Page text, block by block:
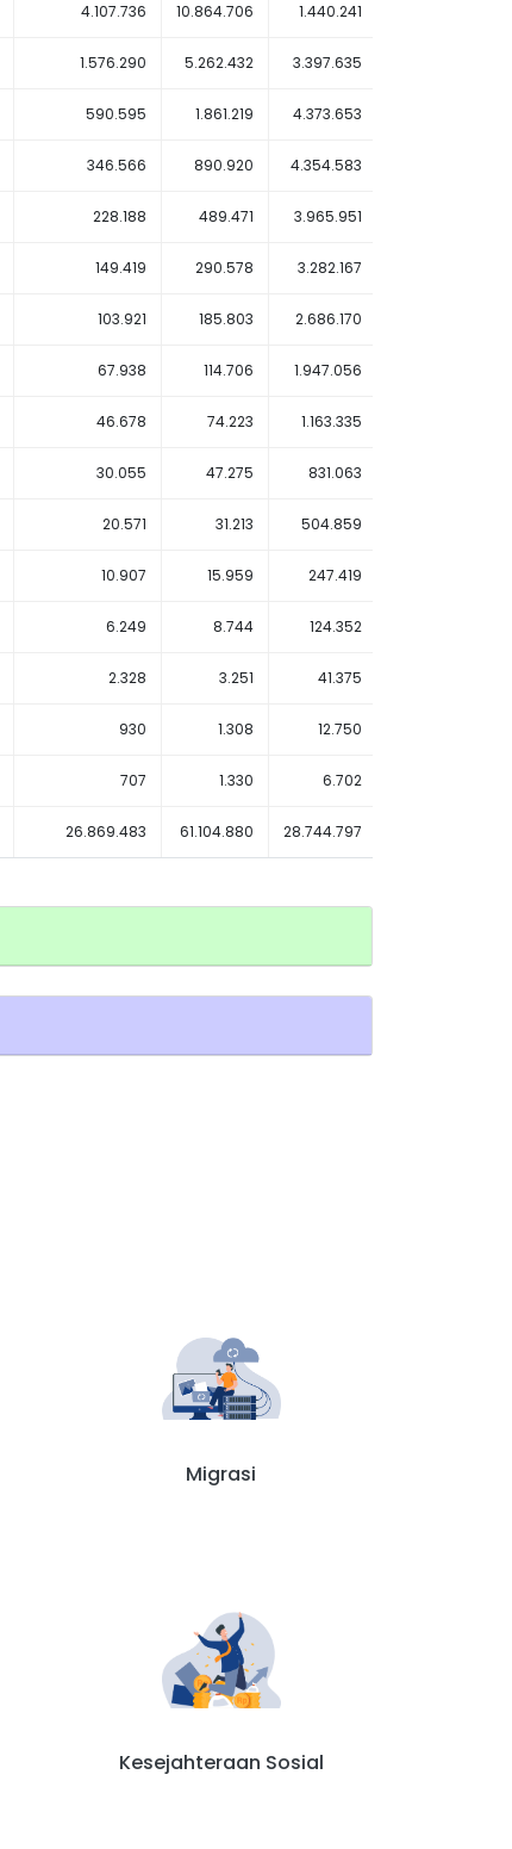
4.107.736 10.864.706 1.440.241
1.576.290 5.262.432 3.397.635
590.595 1.861.219 4.373.653
346.566 890.920 4.354.583
228.188 489.471 3.965.951
149.419 290.578 3.282.167
103.921 185.803 2.686.170
67.938 114.706 1.947.056
46.678 74.223 1.163.335
30.055 47.275 831.063
20.571 31.213 504.859
10.907 15.959 247.419
6.249 8.744 124.352
2.328 3.251 41.375
930 1.308 12.750
707 1.330 6.702
26.869.483 61.104.880 28.744.797
Migrasi
Kesejahteraan Sosial